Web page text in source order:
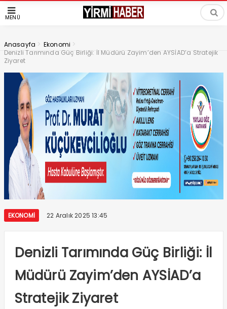
MENÜ
Anasayfa > Ekonomi >
Denizli Tarımında Güç Birliği: İl Müdürü Zayim’den AYSİAD’a Stratejik
Ziyaret
EKONOMI 22 Aralık 2025 13:45
Denizli Tarımında Güç Birliği: İl
Müdürü Zayim’den AYSİAD’a
Stratejik Ziyaret